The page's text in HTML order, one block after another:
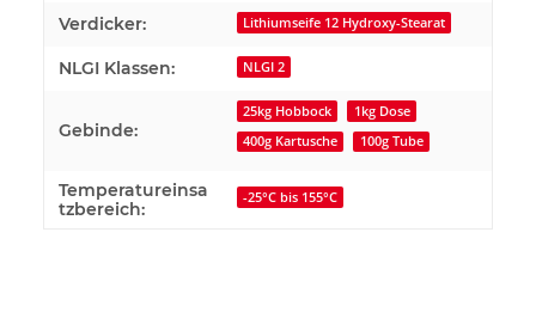
Verdicker: Lithiumseife 12 Hydroxy-Stearat
NLGI Klassen: NLGI 2
Gebinde:
25kg Hobbock
1kg Dose
400g Kartusche
100g Tube
Temperatureinsa
tzbereich:
-25°C bis 155°C